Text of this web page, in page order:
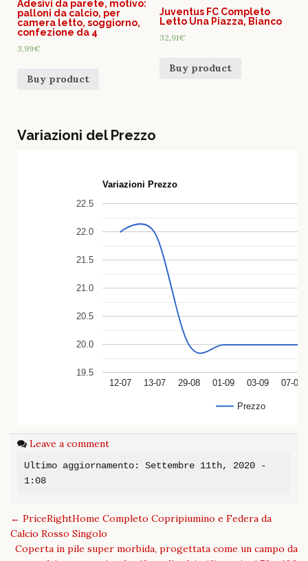
Adesivi da parete, motivo:
palloni da calcio, per
camera letto, soggiorno,
confezione da 4
3,99€
Buy product
Juventus FC Completo
Letto Una Piazza, Bianco
32,91€
Buy product
Variazioni del Prezzo
Variazioni Prezzo
Prezzo
12-07 13-07 29-08 01-09 03-09 07-09
19.5
20.0
20.5
21.0
21.5
22.0
22.5
Leave a comment
Ultimo aggiornamento: Settembre 11th, 2020 -
1:08
Post
navigation
← PriceRightHome Completo Copripiumino e Federa da
Calcio Rosso Singolo
Coperta in pile super morbida, progettata come un campo da